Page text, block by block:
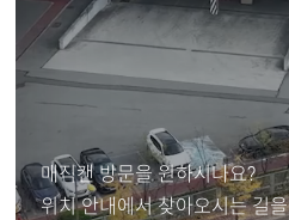
매직캔 방문을 원하시나요?
위치 안내에서 찾아오시는 길을